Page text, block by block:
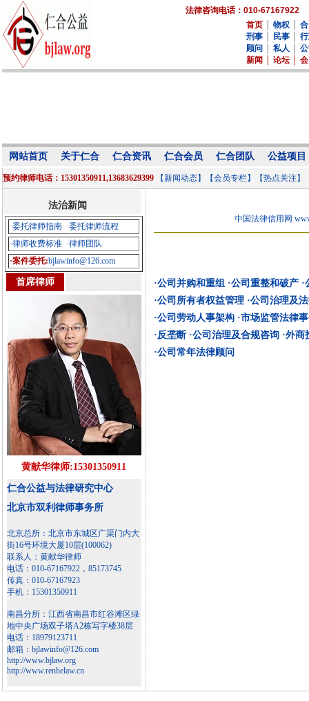
法律咨询电话：010-67167922
首页
物权
刑事
民事
顾问
私人
新闻
论坛
网站首页 关于仁合 仁合资讯 仁合会员 仁合团队 公益项目
预约律师电话：15301350911,13683629399 【新闻动态】 【会员专栏】 【热点关注】
法治新闻
·委托律师指南 ·委托律师流程
·律师收费标准 ·律师团队
·案件委托:bjlawinfo@126.com
首席律师
黄献华律师:15301350911
仁合公益与法律研究中心
北京市双利律师事务所
北京总所：北京市东城区广渠门内大
街16号环境大厦10层(100062)
联系人：黄献华律师
电话：010-67167922，85173745
传真：010-67167923
手机：15301350911
南昌分所：江西省南昌市红谷滩区绿
地中央广场双子塔A2栋写字楼38层
电话：18979123711
邮箱：bjlawinfo@126.com
http://www.bjlaw.org
http://www.renhelaw.cn
中国法律信用网
·公司并购和重组 ·公司重整和破产 ·
·公司所有者权益管理 ·公司治理及
·公司劳动人事架构 ·市场监管法律
·反垄断 ·公司治理及合规咨询 ·外商
·公司常年法律顾问